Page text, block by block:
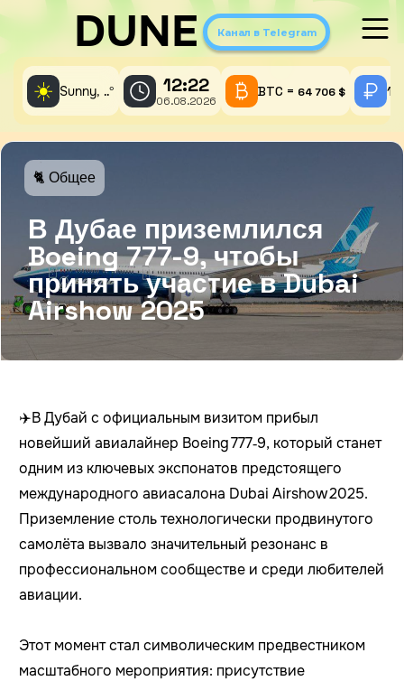
DUNE Канал в Telegram
☀️ Sunny, ..° 12:22
06.08.2026
BTC = 64 706 $ 1
В Дубае приземлился
Boeing 777-9, чтобы
принять участие в Dubai
Airshow 2025
🐈 Общее
✈️В Дубай с официальным визитом прибыл
новейший авиалайнер Boeing 777‑9, который станет
одним из ключевых экспонатов предстоящего
международного авиасалона Dubai Airshow 2025.
Приземление столь технологически продвинутого
самолёта вызвало значительный резонанс в
профессиональном сообществе и среди любителей
авиации.
Этот момент стал символическим предвестником
масштабного мероприятия: присутствие